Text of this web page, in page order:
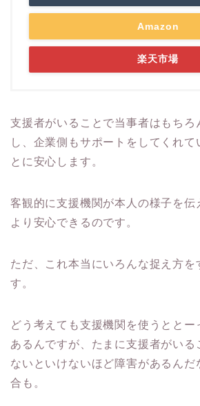
Amazon
楽天市場
支援者がいることで当事者はもちろ
し、企業側もサポートをしてくれて
とに安心します。
客観的に支援機関が本人の様子を伝
より安心できるのです。
ただ、これ本当にいろんな捉え方を
す。
どう考えても支援機関を使うととー
あるんですが、たまに支援者がいる
ないといけないほど障害があるんだ
合も。